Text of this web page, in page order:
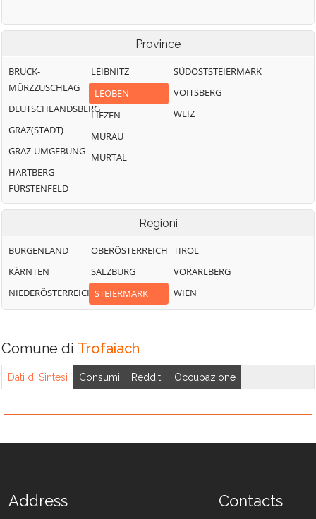
Province
BRUCK-
MÜRZZUSCHLAG
DEUTSCHLANDSBERG
GRAZ(STADT)
GRAZ-UMGEBUNG
HARTBERG-
FÜRSTENFELD
LEIBNITZ
LEOBEN
LIEZEN
MURAU
MURTAL
SÜDOSTSTEIERMARK
VOITSBERG
WEIZ
Regioni
BURGENLAND
KÄRNTEN
NIEDERÖSTERREICH
OBERÖSTERREICH
SALZBURG
STEIERMARK
TIROL
VORARLBERG
WIEN
Comune di Trofaiach
Dati di Sintesi Consumi Redditi Occupazione
Address Contacts